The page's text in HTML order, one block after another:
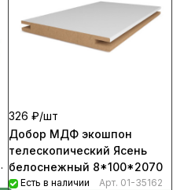
326 ₽/шт
Добор МДФ экошпон
телескопический Ясень
белоснежный 8*100*2070
Есть в наличии Арт. 01-35162